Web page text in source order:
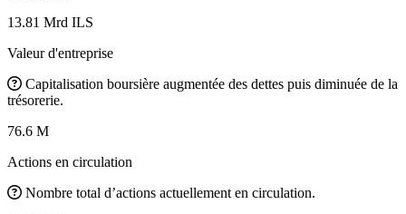
13.81 Mrd ILS
Valeur d'entreprise
Capitalisation boursière augmentée des dettes puis diminuée de la
trésorerie.
76.6 M
Actions en circulation
Nombre total d’actions actuellement en circulation.